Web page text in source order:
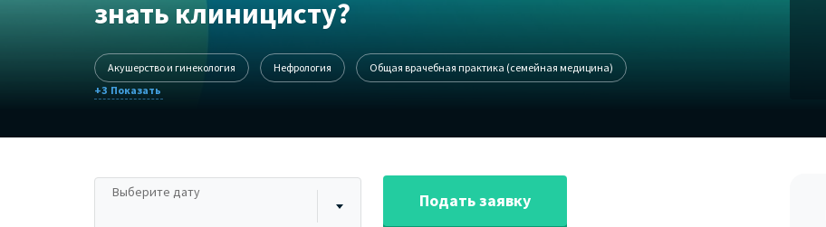
знать клиницисту?
Акушерство и гинекология Нефрология
Общая врачебная практика (семейная медицина)
+3
Выберите дату Подать заявку